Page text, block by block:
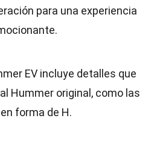
para una experiencia
EV incluye detalles que
Hummer original, como las
forma de H.